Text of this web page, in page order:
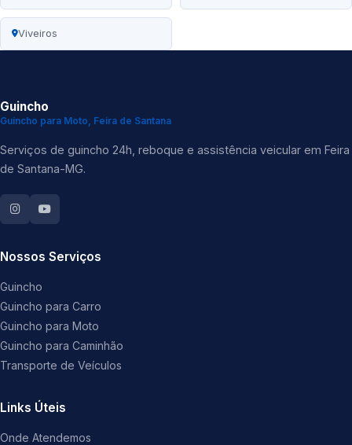
Viveiros
Guincho
Guincho para Moto, Feira de Santana
Serviços de guincho 24h, reboque e assistência veicular em Feira
de Santana-MG.
Nossos Serviços
Guincho
Guincho para Carro
Guincho para Moto
Guincho para Caminhão
Transporte de Veículos
Links Úteis
Onde Atendemos